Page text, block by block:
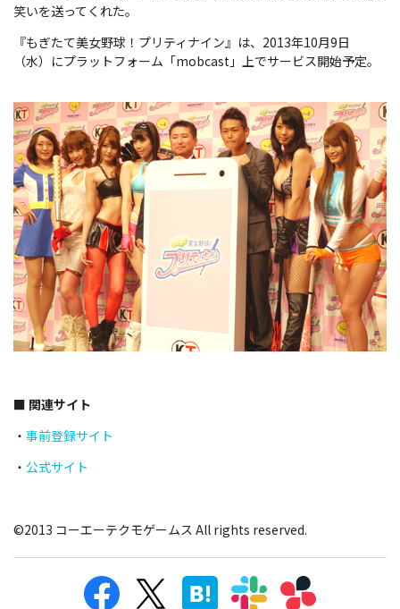
笑いを送ってくれた。
『もぎたて美女野球！プリティナイン』は、2013年10月9日
（水）にプラットフォーム「mobcast」上でサービス開始予定。
■ 関連サイト
・ 事前登録サイト
・ 公式サイト
©2013 コーエーテクモゲームス All rights reserved.